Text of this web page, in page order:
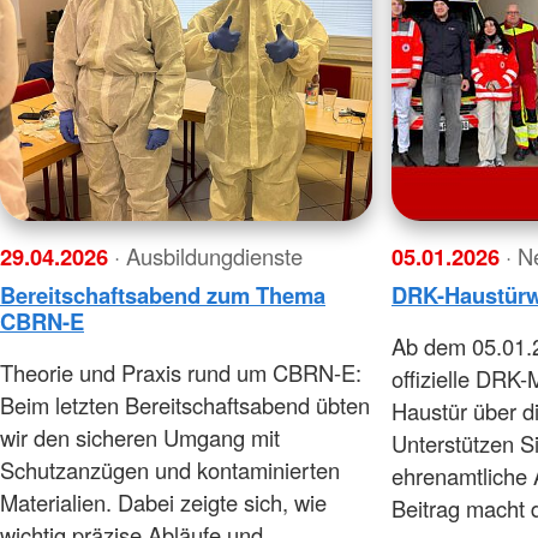
29.04.2026 · Ausbildungdienste
Bereitschaftsabend zum Thema
CBRN-E
Theorie und Praxis rund um CBRN-E:
Beim letzten Bereitschaftsabend übten
wir den sicheren Umgang mit
Schutzanzügen und kontaminierten
Materialien. Dabei zeigte sich, wie
05.01.2026 ·
DRK-
Ab dem
offizielle DRK-
Haustür über
Unterstützen
ehrenamtliche
Beitrag macht